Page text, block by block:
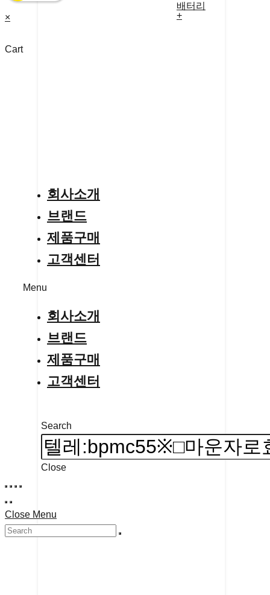
배터리
+
×
Cart
회사소개
브랜드
제품구매
고객센터
Menu
회사소개
브랜드
제품구매
고객센터
Search
Close
Close Menu